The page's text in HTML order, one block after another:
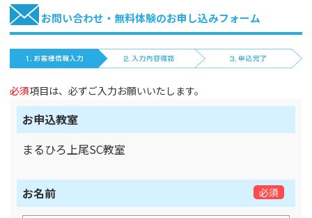
お問い合わせ・無料体験のお申し込みフォーム
必須項目は、必ずご入力お願いいたします。
お申込教室
まるひろ上尾SC教室
お名前 必須